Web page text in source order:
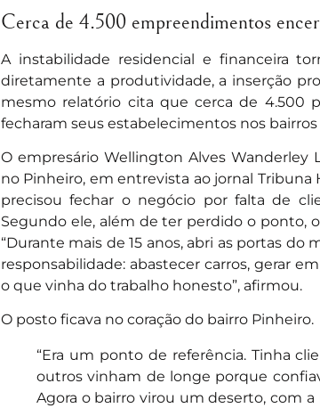
Cerca de 4.500 empreendimentos
A instabilidade residencial e financeira
diretamente a produtividade, a inserção
mesmo relatório cita que cerca de 4.500
fecharam seus estabelecimentos nos
O empresário Wellington Alves
no Pinheiro, em entrevista ao jornal Tribuna
precisou fechar o negócio por falta de
Segundo ele, além de ter perdido o ponto,
“Durante mais de 15 anos, abri as portas
responsabilidade: abastecer carros, gerar
o que vinha do trabalho honesto”, afirmou.
O posto ficava no coração do bairro Pinheiro.
“Era um ponto de referência. Tinha
outros vinham de longe porque
Agora o bairro virou um deserto, com a